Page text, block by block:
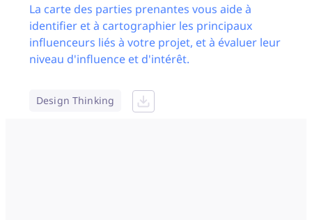
La carte des parties prenantes vous aide à
identifier et à cartographier les principaux
influenceurs liés à votre projet, et à évaluer leur
niveau d'influence et d'intérêt.
Design Thinking